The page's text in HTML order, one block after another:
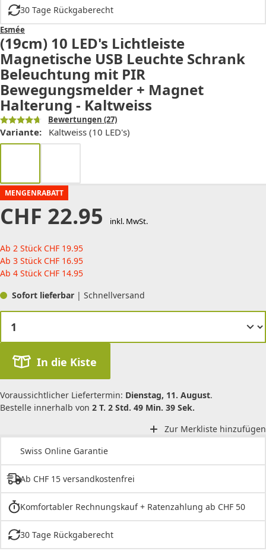
30 Tage Rückgaberecht
Esmée
(19cm) 10 LED's Lichtleiste
Magnetische USB Leuchte Schrank
Beleuchtung mit PIR
Bewegungsmelder + Magnet
Halterung - Kaltweiss
Bewertungen (27)
Variante: Kaltweiss (10 LED's)
MENGENRABATT
CHF 22.95 inkl. MwSt.
Ab 2 Stück CHF 19.95
Ab 3 Stück CHF 16.95
Ab 4 Stück CHF 14.95
Sofort lieferbar | Schnellversand
In die Kiste
Voraussichtlicher Liefertermin: Dienstag, 11. August.
Bestelle innerhalb von 2 T. 2 Std. 49 Min. 39 Sek.
Zur Merkliste hinzufügen
Swiss Online Garantie
Ab CHF 15 versandkostenfrei
Komfortabler Rechnungskauf + Ratenzahlung ab CHF 50
30 Tage Rückgaberecht